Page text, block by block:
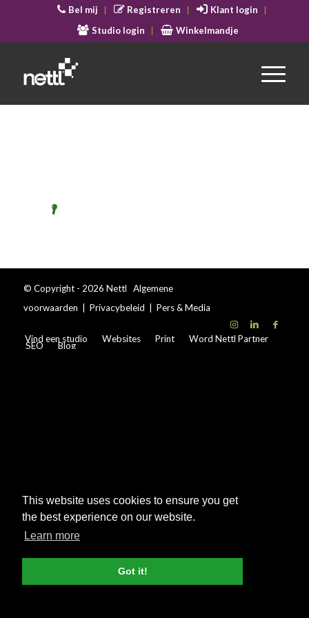
This website uses cookies to ensure you get
the best experience on our website.
Learn more
Got it!
Bel mij Registreren
Klant login
Studio login
Winkelmandje
© Copyright - 2026 Nettl Algemene
voorwaarden
Privacybeleid Pers & Media
Vind een studio Websites Print Word Nettl Partner
SEO Blog